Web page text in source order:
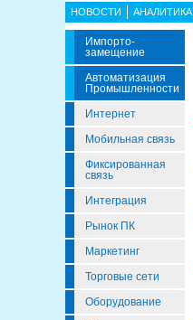
НОВОСТИ АНАЛИТИКА
Импорто­
Замещение
Автоматизация
Промышленности
Интернет
Мобильная связь
Фиксированная
связь
Интеграция
Рынок ПК
Маркетинг
Торговые сети
Оборудование